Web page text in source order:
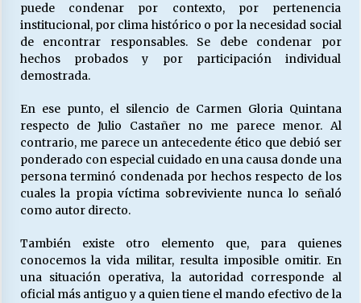
puede condenar por contexto, por pertenencia
institucional, por clima histórico o por la necesidad social
de encontrar responsables. Se debe condenar por
hechos probados y por participación individual
demostrada.
En ese punto, el silencio de Carmen Gloria Quintana
respecto de Julio Castañer no me parece menor. Al
contrario, me parece un antecedente ético que debió ser
ponderado con especial cuidado en una causa donde una
persona terminó condenada por hechos respecto de los
cuales la propia víctima sobreviviente nunca lo señaló
como autor directo.
También existe otro elemento que, para quienes
conocemos la vida militar, resulta imposible omitir. En
una situación operativa, la autoridad corresponde al
oficial más antiguo y a quien tiene el mando efectivo de la